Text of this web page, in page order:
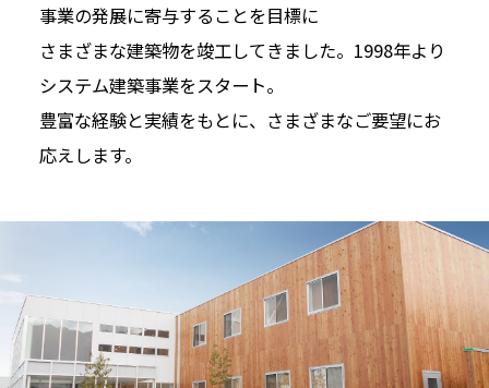
事業の発展に寄与することを目標に
さまざまな建築物を竣工してきました。1998年より
システム建築事業をスタート。
豊富な経験と実績をもとに、さまざまなご要望にお
応えします。